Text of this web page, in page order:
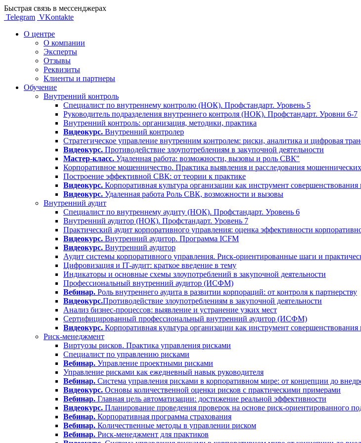
Быстрая связь в мессенджерах
Telegram VKontakte
О центре
О компании
Эксперты
Отзывы
Реквизиты
Клиенты и партнеры
Обучение
Внутренний контроль
Специалист по внутреннему контролю (НОК). Профстандарт. Уровень 5
Руководитель подразделения внутреннего контроля (НОК). Профстандарт. Уровни 6-7
Внутренний контроль: организация, методики, практика
Видеокурс. Внутренний контролер
Стратегическое управление внутренним контролем: риски, аналитика и цифровая
Видеокурс. Противодействие злоупотреблениям в закупочной деятельности
Мастер-класс. Удаленная работа: возможности, вызовы и роль СВК"
Корпоративное мошенничество. Практика выявления и расследования
Построение эффективной СВК: от теории к практике
Видеокурс. Корпоративная культура организации как инструмент
Видеокурс. Удаленная работа Роль СВК, возможности и вызовы
Внутренний аудит
Специалист по внутреннему аудиту (НОК). Профстандарт. Уровень 6
Внутренний аудитор (НОК). Профстандарт. Уровень 7
Практический аудит корпоративного управления: оценка эффективности
Видеокурс. Внутренний аудитор. Программа ICFM
Видеокурс. Внутренний аудитор
Аудит системы корпоративного управления. Риск-ориентированные шаги и
Цифровизация и IT-аудит: краткое введение в тему
Индикаторы и основные схемы злоупотреблений в закупочной деятельности
Профессиональный внутренний аудитор (ИСФМ)
Вебинар. Роль внутреннего аудита в развитии корпораций: от контроля к партнерству
Видеокурс.Противодействие злоупотреблениям в закупочной деятельности
Анализ бизнес-процессов: выявление и устранение узких мест
Сертифицированный профессиональный внутренний аудитор (ИСФМ)
Видеокурс. Корпоративная культура организации как инструмент
Риск-менеджмент
Виртуозы рисков. Практика управления рисками
Специалист по управлению рисками
Вебинар. Управление проектными рисками
Управление рисками как ежедневный навык руководителя
Вебинар. Система управления рисками в корпоративном мире: от концепции до
Видеокурс. Основы количественной оценки рисков с практическими примерами
Вебинар. Главная цель автоматизации: достижение реальной эффективности
Видеокурс. Планирование проведения проверок на основе риск-ориентированного
Вебинар. Корпоративная программа страхования
Вебинар. Количественные методы в управлении риском
Вебинар. Риск-менеджмент для практиков